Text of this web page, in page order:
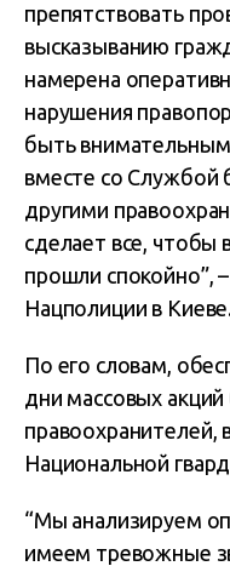
препятствовать
высказыванию
намерена
нарушения
быть
вместе со Службой
другими
сделает все, чтобы
прошли спокойно”,
Нацполиции в
По его словам,
дни массовых
правоохранителей,
Национальной
“Мы анализируем
имеем тревожные